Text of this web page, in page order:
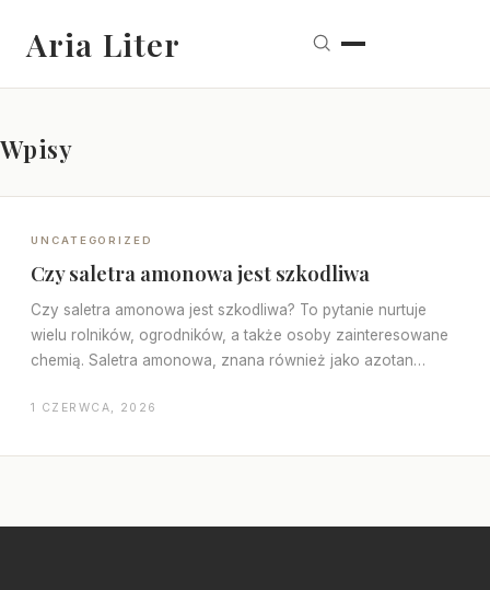
Aria Liter
Wpisy
UNCATEGORIZED
Czy saletra amonowa jest szkodliwa
Czy saletra amonowa jest szkodliwa? To pytanie nurtuje
wielu rolników, ogrodników, a także osoby zainteresowane
chemią. Saletra amonowa, znana również jako azotan…
1 CZERWCA, 2026